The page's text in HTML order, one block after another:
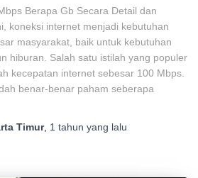
Berapa Gb Secara Detail dan
koneksi internet menjadi kebutuhan
masyarakat, baik untuk kebutuhan
hiburan. Salah satu istilah yang populer
kecepatan internet sebesar 100 Mbps.
benar-benar paham seberapa
Timur, 1 tahun yang lalu